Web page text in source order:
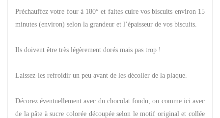
Préchauffez votre four à 180° et faites cuire vos biscuits environ 15
minutes (environ) selon la grandeur et l’épaisseur de vos biscuits.
Ils doivent être très légèrement dorés mais pas trop !
Laissez-les refroidir un peu avant de les décoller de la plaque.
Décorez éventuellement avec du chocolat fondu, ou comme ici avec
de la pâte à sucre colorée découpée selon le motif original et collée